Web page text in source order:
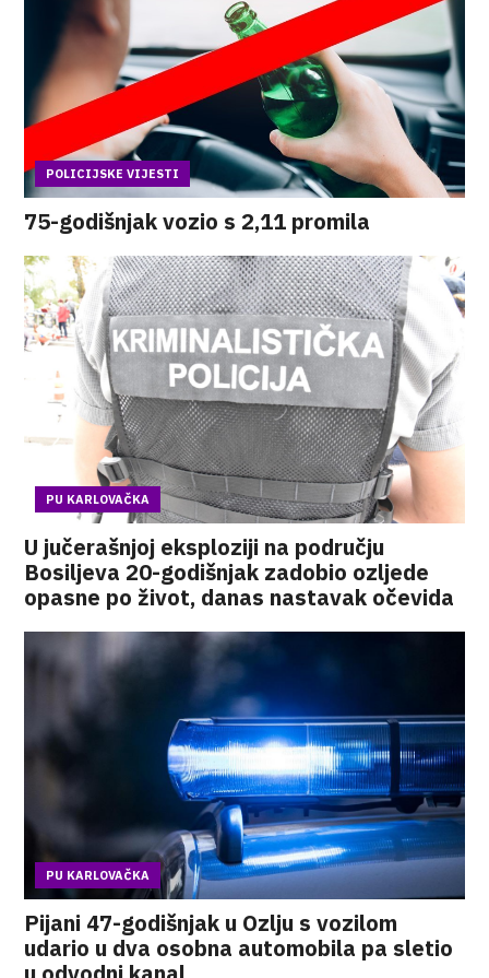
POLICIJSKE VIJESTI
75-godišnjak vozio s 2,11 promila
PU KARLOVAČKA
U jučerašnjoj eksploziji na području
Bosiljeva 20-godišnjak zadobio ozljede
opasne po život, danas nastavak očevida
PU KARLOVAČKA
Pijani 47-godišnjak u Ozlju s vozilom
udario u dva osobna automobila pa sletio